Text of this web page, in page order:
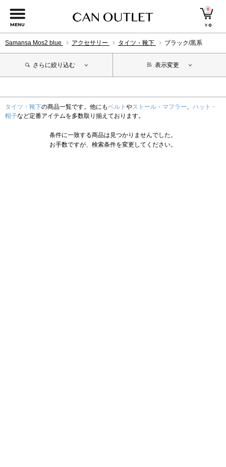
MENU
0
￥0
Samansa Mos2 blue アクセサリー タイツ・靴下 ブラック/黒系
さらに絞り込む 表示変更
タイツ・靴下の商品一覧です。他にもベルト やストール・マフラー、 ハット・
帽子など定番アイテムを多数取り揃えております。
条件に一致する商品は見つかりませんでした。
お手数ですが、検索条件を変更してください。